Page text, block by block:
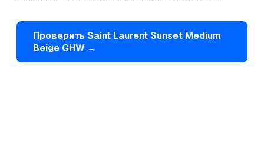
Проверить Saint LaurentSunset Medium
Beige GHW →